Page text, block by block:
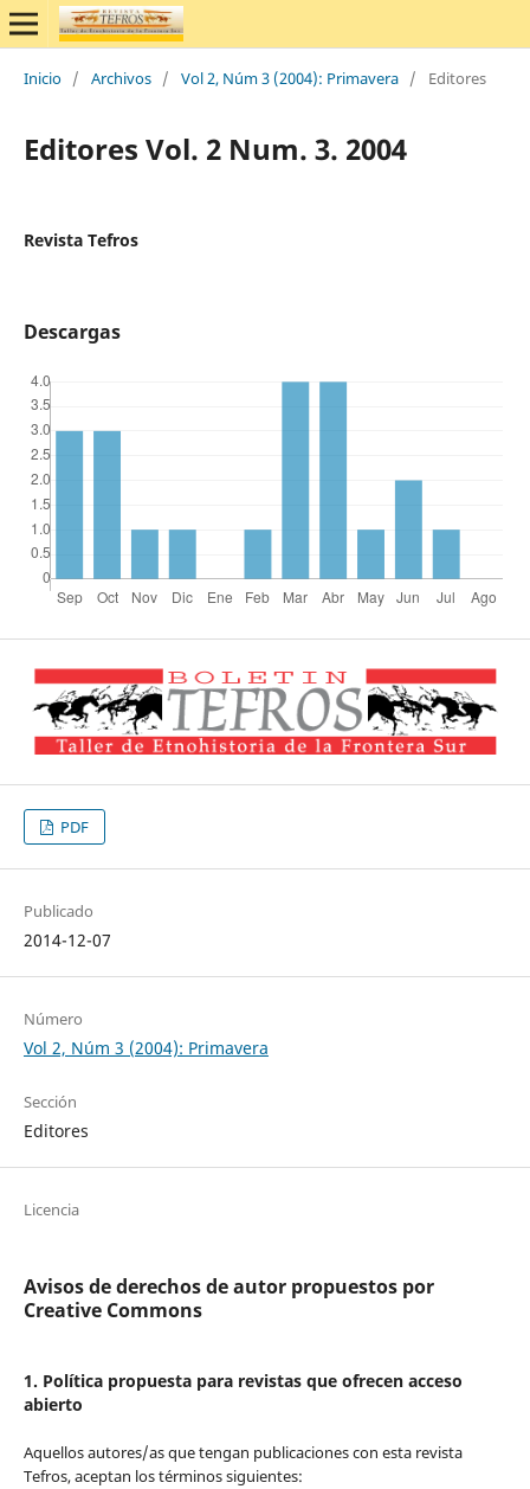
Inicio / Archivos / Vol 2, Núm 3 (2004): Primavera / Editores
Editores Vol. 2 Num. 3. 2004
Revista Tefros
Descargas
PDF
Publicado
2014-12-07
Número
Vol 2, Núm 3 (2004): Primavera
Sección
Editores
Licencia
Avisos de derechos de autor propuestos por
Creative Commons
1. Política propuesta para revistas que ofrecen acceso
abierto
Aquellos autores/as que tengan publicaciones con esta revista
Tefros, aceptan los términos siguientes: